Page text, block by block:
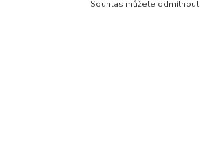
Souhlas můžete odmítnout